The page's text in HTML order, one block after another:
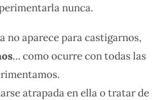
nunca.
no aparece para castigarnos,
… como ocurre con todas las
atrapada en ella o tratar de